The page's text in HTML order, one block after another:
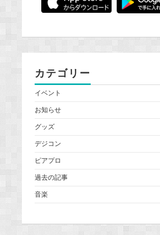
カテゴリー
イベント
お知らせ
グッズ
デジコン
ピアプロ
過去の記事
音楽